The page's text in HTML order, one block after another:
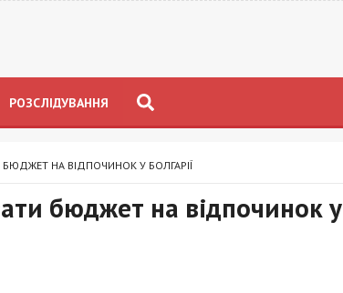
РОЗСЛІДУВАННЯ
НА ВІДПОЧИНОК У БОЛГАРІЇ
бюджет на відпочинок у